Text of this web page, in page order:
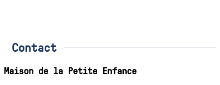
Contact
Maison de la Petite Enfance